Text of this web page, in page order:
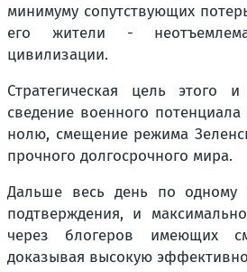
минимуму сопутствующих
его жители -
цивилизации.
Стратегическая цель этого
сведение военного
нолю, смещение режима
прочного долгосрочного мира.
Дальше весь день по одному
подтверждения, и
через блогеров имеющих
доказывая высокую